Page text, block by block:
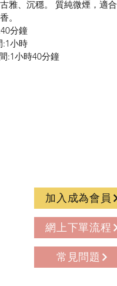
雅、沉穩。 質純微煙，適合
。
分鐘
:1小時
:1小時40分鐘
加入成為會員
網上下單流程
常見問題